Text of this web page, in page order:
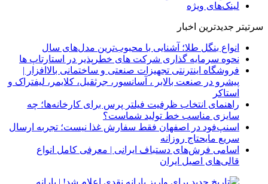
لینک‌های ویژه
سرتیتر جدیدترین اخبار
انواع بنگل طلا؛ آشنایی با محبوب‌ترین مدل‌های سال
نحوه سرمایه‌ گذاری شرکت‌ های خطرپذیر در استارتاپ ها
فروشگاه اینترنتی تجهیزات صنعتی و ساختمانی بالاافزار |
پیشرو در صنعت بالابر ، آسانسور، جرثقیل، کلایمر، لیفتراک و
استاکر
راهنمای انتخاب ظرفیت فیلتر پرس برای کارخانه‌ها؛ چه
سایزی مناسب خط تولید شماست؟
اسنپ‌فود در اصفهان فقط سفارش غذا نیست؛ تجربه ارسال
سریع مایحتاج روزانه
اسامی فرش‌های دستباف ایرانی | معرفی کامل انواع
قالی‌های اصیل ایران